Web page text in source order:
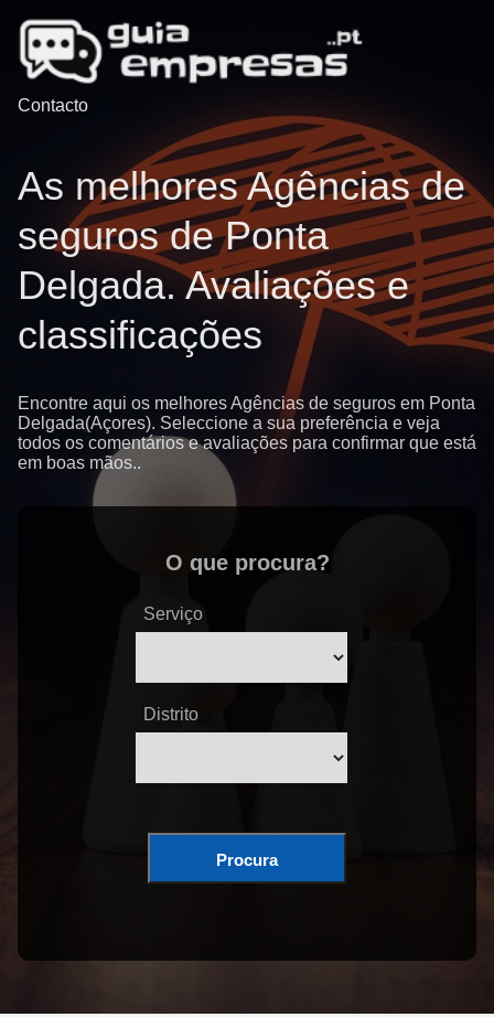
Contacto
As melhores Agências de
seguros de Ponta
Delgada. Avaliações e
classificações
Encontre aqui os melhores Agências de seguros em Ponta
Delgada(Açores). Seleccione a sua preferência e veja
todos os comentários e avaliações para confirmar que está
em boas mãos..
O que procura?
Serviço
Distrito
Procura